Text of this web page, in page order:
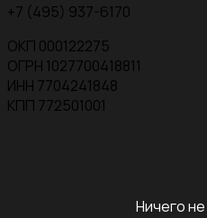
+7 (495) 937-6170
ОКП 000122275
ОГРН 1027700418811
ИНН 7704241848
КПП 772501001
Ничего